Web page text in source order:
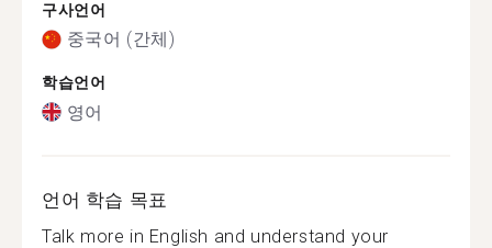
구사언어
중국어 (간체)
학습언어
영어
언어 학습 목표
Talk more in English and understand your